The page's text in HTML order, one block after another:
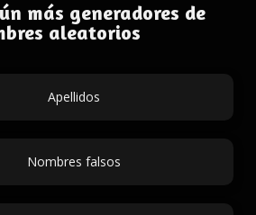
más generadores de
aleatorios
Apellidos
Nombres falsos